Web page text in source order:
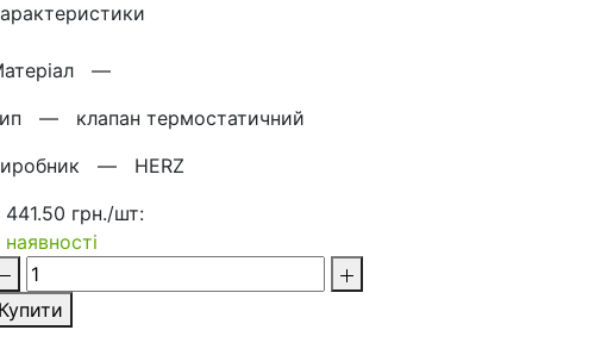
—
— клапан термостатичний
— HERZ
441.50 грн./шт: